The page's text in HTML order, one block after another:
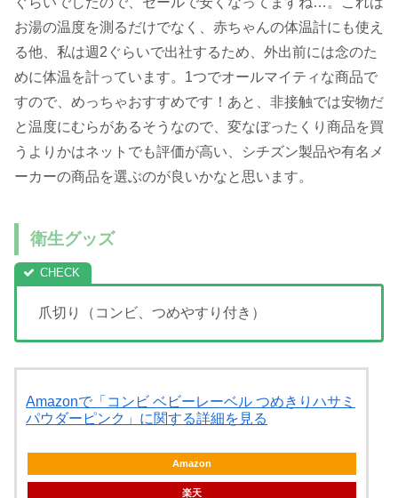
お湯の温度を測るだけでなく、赤ちゃんの体温計にも使え
る他、私は週2ぐらいで出社するため、外出前には念のた
めに体温を計っています。1つでオールマイティな商品で
すので、めっちゃおすすめです！あと、非接触では安物だ
と温度にむらがあるそうなので、変なぼったくり商品を買
うよりかはネットでも評価が高い、シチズン製品や有名メ
ーカーの商品を選ぶのが良いかなと思います。
衛生グッズ
爪切り（コンビ、つめやすり付き）
Amazonで「コンビ ベビーレーベル つめきりハサミ
パウダーピンク」に関する詳細を見る
Amazon
楽天